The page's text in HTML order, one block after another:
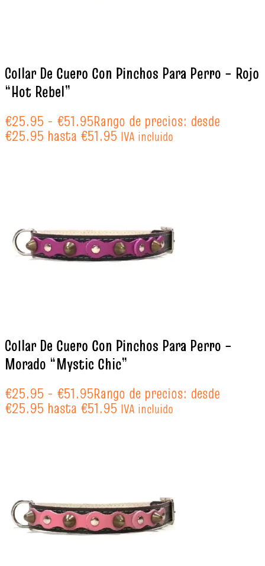
Collar De Cuero Con Pinchos Para Perro – Rojo
“Hot Rebel”
€25.95 - €51.95Rango de precios: desde
€25.95 hasta €51.95 IVA incluido
Collar De Cuero Con Pinchos Para Perro –
Morado “Mystic Chic”
€25.95 - €51.95Rango de precios: desde
€25.95 hasta €51.95 IVA incluido